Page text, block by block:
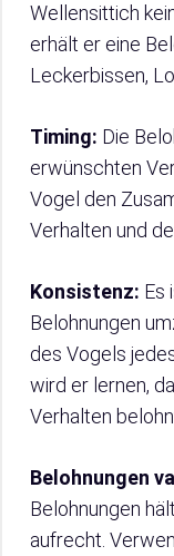
Wellensittich
erhält er eine
Leckerbissen,
Timing: Die
erwünschten
Vogel den
Verhalten und
Konsistenz: Es
Belohnungen
des Vogels
wird er lernen,
Verhalten
Belohnungen
Belohnungen
aufrecht.